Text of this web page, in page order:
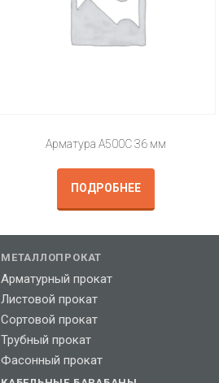
Арматура А500С 36 мм
ПОДРОБНЕЕ
МЕТАЛЛОПРОКАТ
Арматурный прокат
Листовой прокат
Сортовой прокат
Трубный прокат
Фасонный прокат